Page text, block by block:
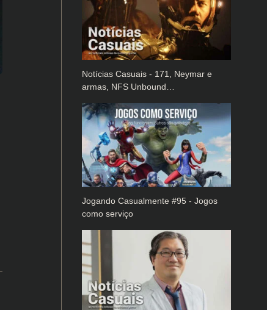
Notícias Casuais - 171, Neymar e
armas, NFS Unbound…
Jogando Casualmente #95 - Jogos
como serviço